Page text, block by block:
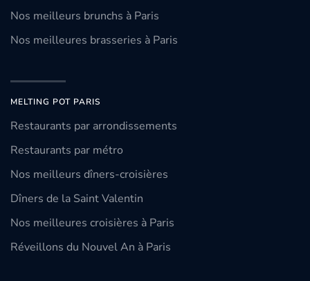
Nos meilleurs brunchs à Paris
Nos meilleures brasseries à Paris
MELTING POT PARIS
Restaurants par arrondissements
Restaurants par métro
Nos meilleurs dîners-croisières
Dîners de la Saint Valentin
Nos meilleures croisières à Paris
Réveillons du Nouvel An à Paris